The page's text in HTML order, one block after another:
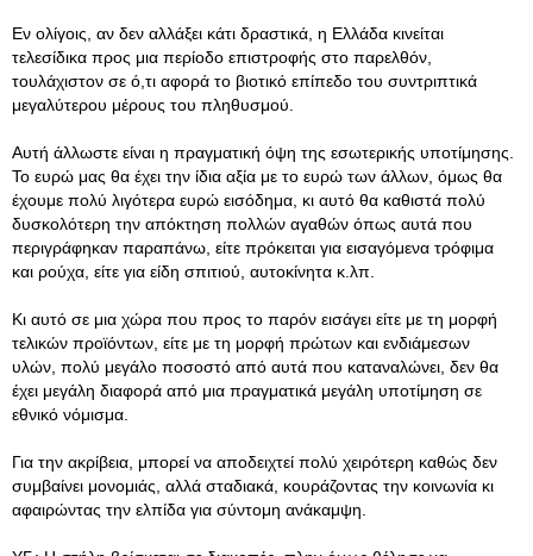
Εν ολίγοις, αν δεν αλλάξει κάτι δραστικά, η Ελλάδα κινείται
τελεσίδικα προς μια περίοδο επιστροφής στο παρελθόν,
τουλάχιστον σε ό,τι αφορά το βιοτικό επίπεδο του συντριπτικά
μεγαλύτερου μέρους του πληθυσμού.
Αυτή άλλωστε είναι η πραγματική όψη της εσωτερικής υποτίμησης.
Το ευρώ μας θα έχει την ίδια αξία με το ευρώ των άλλων, όμως θα
έχουμε πολύ λιγότερα ευρώ εισόδημα, κι αυτό θα καθιστά πολύ
δυσκολότερη την απόκτηση πολλών αγαθών όπως αυτά που
περιγράφηκαν παραπάνω, είτε πρόκειται για εισαγόμενα τρόφιμα
και ρούχα, είτε για είδη σπιτιού, αυτοκίνητα κ.λπ.
Κι αυτό σε μια χώρα που προς το παρόν εισάγει είτε με τη μορφή
τελικών προϊόντων, είτε με τη μορφή πρώτων και ενδιάμεσων
υλών, πολύ μεγάλο ποσοστό από αυτά που καταναλώνει, δεν θα
έχει μεγάλη διαφορά από μια πραγματικά μεγάλη υποτίμηση σε
εθνικό νόμισμα.
Για την ακρίβεια, μπορεί να αποδειχτεί πολύ χειρότερη καθώς δεν
συμβαίνει μονομιάς, αλλά σταδιακά, κουράζοντας την κοινωνία κι
αφαιρώντας την ελπίδα για σύντομη ανάκαμψη.